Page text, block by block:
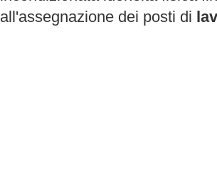
all'assegnazione dei posti di